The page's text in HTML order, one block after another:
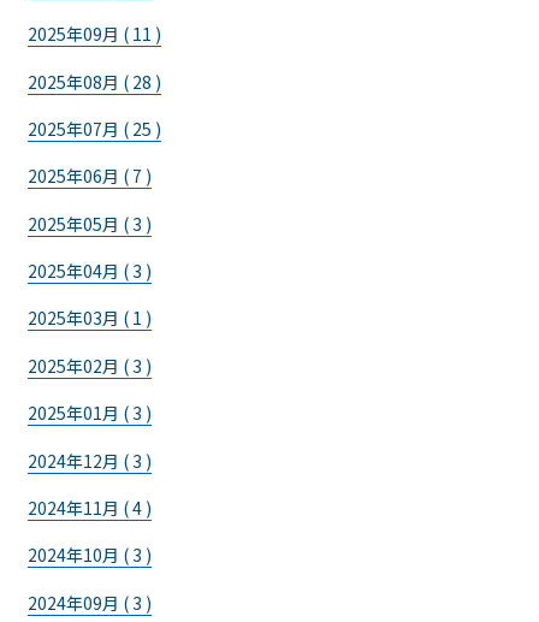
2025年09月 ( 11 )
2025年08月 ( 28 )
2025年07月 ( 25 )
2025年06月 ( 7 )
2025年05月 ( 3 )
2025年04月 ( 3 )
2025年03月 ( 1 )
2025年02月 ( 3 )
2025年01月 ( 3 )
2024年12月 ( 3 )
2024年11月 ( 4 )
2024年10月 ( 3 )
2024年09月 ( 3 )